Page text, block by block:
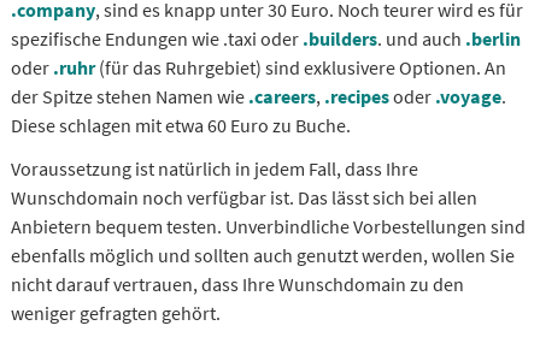
.company, sind es knapp unter 30 Euro. Noch teurer wird es für
spezifische Endungen wie .taxi oder .builders. und auch .berlin
oder .ruhr(für das Ruhrgebiet) sind exklusivere Optionen. An
der Spitze stehen Namen wie .careers, .recipesoder .voyage.
Diese schlagen mit etwa 60 Euro zu Buche.
Voraussetzung ist natürlich in jedem Fall, dass Ihre
Wunschdomain noch verfügbar ist. Das lässt sich bei allen
Anbietern bequem testen. Unverbindliche Vorbestellungen sind
ebenfalls möglich und sollten auch genutzt werden, wollen Sie
nicht darauf vertrauen, dass Ihre Wunschdomain zu den
weniger gefragten gehört.